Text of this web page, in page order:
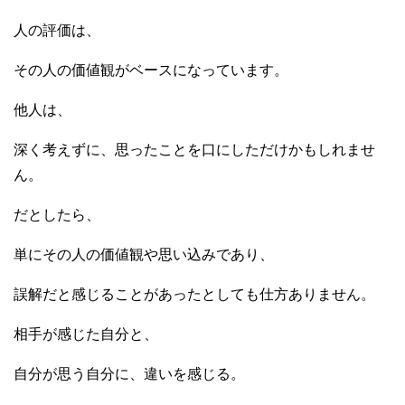
人の評価は、
その人の価値観がベースになっています。
他人は、
深く考えずに、思ったことを口にしただけかもしれませ
ん。
だとしたら、
単にその人の価値観や思い込みであり、
誤解だと感じることがあったとしても仕方ありません。
相手が感じた自分と、
自分が思う自分に、違いを感じる。